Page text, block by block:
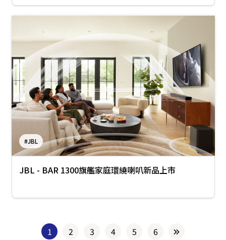
#JBL
JBL - BAR 1300旗艦家庭環繞喇叭新品上市
1 2 3 4 5 6